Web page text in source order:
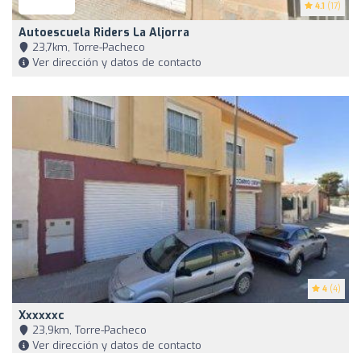
4.1 (17)
Autoescuela Riders La Aljorra
23,7km, Torre-Pacheco
Ver dirección y datos de contacto
4 (4)
Xxxxxxc
23,9km, Torre-Pacheco
Ver dirección y datos de contacto